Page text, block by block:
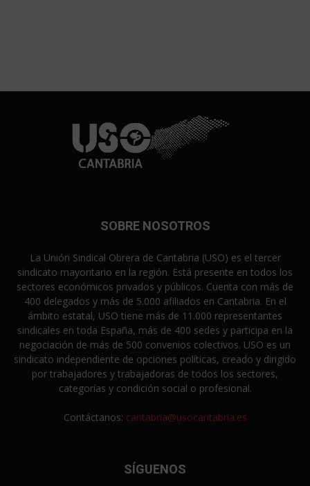
SOBRE NOSOTROS
La Unión Sindical Obrera de Cantabria (USO) es el tercer
sindicato mayoritario en la región. Está presente en todos los
sectores económicos privados y públicos. Cuenta con más de
400 delegados y más de 5.000 afiliados en Cantabria. En el
ámbito estatal, USO tiene más de 11.000 representantes
sindicales en toda España, más de 400 sedes y participa en la
negociación de más de 500 convenios colectivos. USO es un
sindicato independiente de opciones políticas, creado y dirigido
por trabajadores y trabajadoras de todos los sectores,
categorías y condición social o profesional.
Contáctanos: cantabria@usocantabria.es
SÍGUENOS